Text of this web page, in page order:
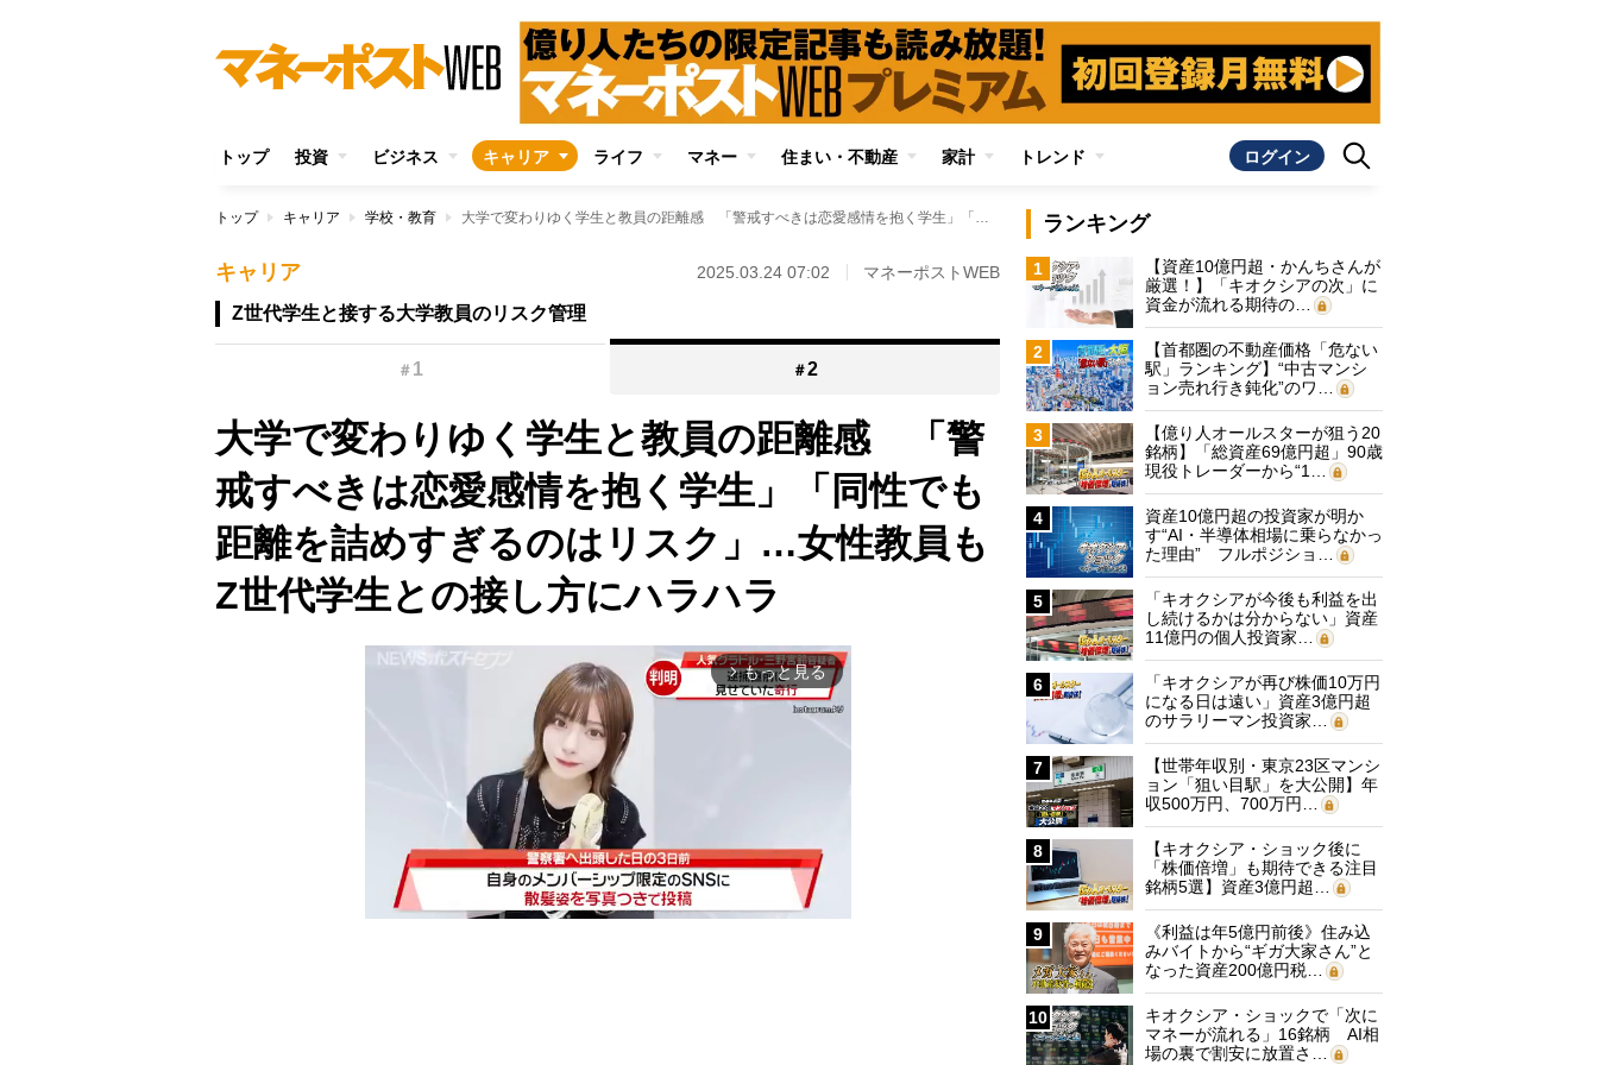
トップ 投資 ビジネス キャリア ライフ マネー 住まい・不動産 家計 トレンド ログイン
トップ キャリア 学校・教育 大学で変わりゆく学生と教員の距離感 「警戒すべきは恋愛感情を抱く学生」「同性でも距離を詰めすぎるのはリスク」…女性教員もZ世代学生との接し方にハラハラ
キャリア 2025.03.24 07:02 マネーポストWEB
Z世代学生と接する大学教員のリスク管理
＃ 1 ＃2
大学で変わりゆく学生と教員の距離感 「警
戒すべきは恋愛感情を抱く学生」「同性でも
距離を詰めすぎるのはリスク」…女性教員も
Z世代学生との接し方にハラハラ
arrow_forward_ios もっと見る
ランキング
1
【資産10億円超・かんちさんが
厳選！】「キオクシアの次」に
資金が流れる期待の…
2
【首都圏の不動産価格「危ない
駅」ランキング】“中古マンシ
ョン売れ行き鈍化”のワ…
3
【億り人オールスターが狙う20
銘柄】「総資産69億円超」90歳
現役トレーダーから“1…
4
資産10億円超の投資家が明か
す“AI・半導体相場に乗らなかっ
た理由” フルポジショ…
5
「キオクシアが今後も利益を出
し続けるかは分からない」資産
11億円の個人投資家…
6
「キオクシアが再び株価10万円
になる日は遠い」資産3億円超
のサラリーマン投資家…
7
【世帯年収別・東京23区マンシ
ョン「狙い目駅」を大公開】年
収500万円、700万円…
8
【キオクシア・ショック後に
「株価倍増」も期待できる注目
銘柄5選】資産3億円超…
9
《利益は年5億円前後》住み込
みバイトから“ギガ大家さん”と
なった資産200億円税…
10
キオクシア・ショックで「次に
マネーが流れる」16銘柄 AI相
場の裏で割安に放置さ…